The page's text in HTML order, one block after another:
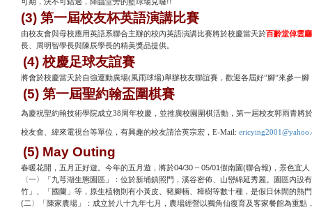
可期，決不可錯過，降臨堂旁的籃球場見囉!!
(3) 第一屆校友杯英語演講比賽
由校友會與母校應用英語系聯合主辦的校內英語演講比賽將於校慶當天於百齡堂倬雲廳
長、周明智學長與陳辰學長的精美獎品提供。
(4)校慶足球友誼賽
將會於校慶當天於自強運動廣場(風雨球場)舉辦校友聯誼賽，歡迎各屆好”腳”來參一腳
(5) 第一屆聖約翰盃圍棋賽
為慶祝聖約翰技術學院成立38周年校慶，並推廣校園圍棋活動，第一屆校友郭雨青將
校友會、緯來電視台等單位，有興趣的校友請洽英宗宏， E-Mail:
(5) May Outing
春暖花開，五月正好遊。今年的五月遊，將於04/30 – 05/01假南園(聯合報) ，景色宜
〈一〉「九芎湖生態園區」：位於新埔鎮照門，溪谷密佈、山巒綿延秀麗。園區內
竹」、「國蘭」等，原生植物則有小黃皮、豬腳楠、樟樹等數十種，是假日休閒的熱
(二〉「陳家農場」：成立於八十九年七月，農場經營以獨角仙復育及客家餐館為重